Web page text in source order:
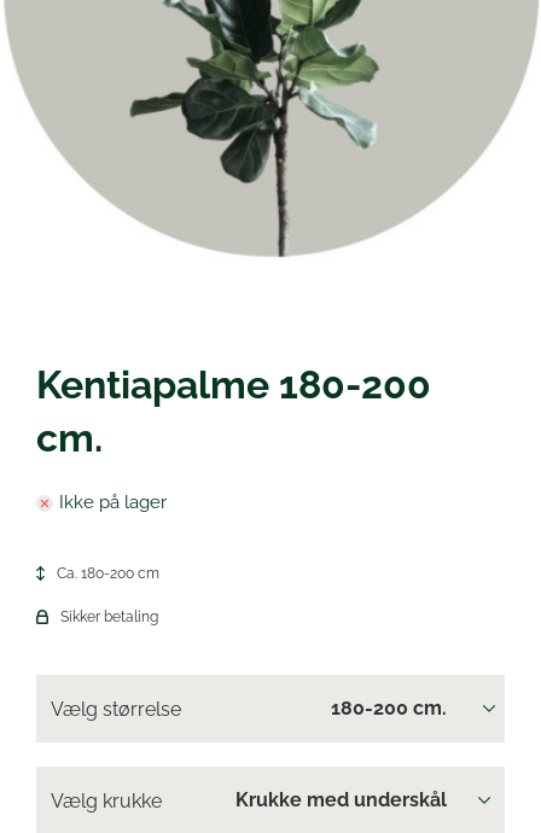
Chokolade
Vin
Kentiapalme 180-200
cm.
Ikke på lager
Ca. 180-200 cm
Sikker betaling
Vælg størrelse
Vælg krukke